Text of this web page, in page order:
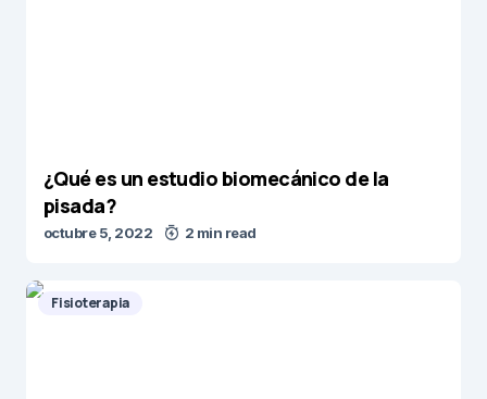
¿Qué es un estudio biomecánico de la
pisada?
octubre 5, 2022 2 min read
Fisioterapia